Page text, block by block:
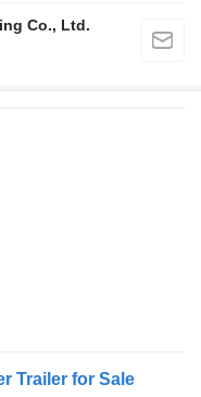
Co., Ltd.
Trailer for Sale